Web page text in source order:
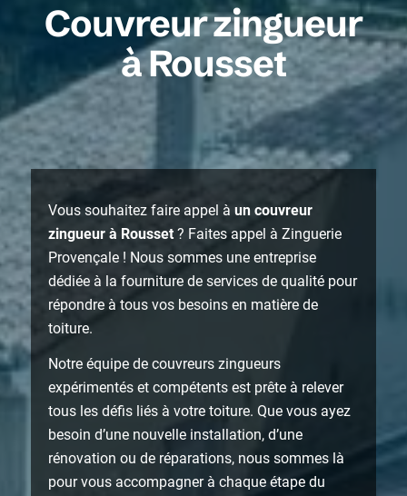
Couvreur zingueur
à Rousset
Vous souhaitez faire appel à un couvreur
zingueur à Rousset ? Faites appel à Zinguerie
Provençale ! Nous sommes une entreprise
dédiée à la fourniture de services de qualité pour
répondre à tous vos besoins en matière de
toiture.
Notre équipe de couvreurs zingueurs
expérimentés et compétents est prête à relever
tous les défis liés à votre toiture. Que vous ayez
besoin d’une nouvelle installation, d’une
rénovation ou de réparations, nous sommes là
pour vous accompagner à chaque étape du